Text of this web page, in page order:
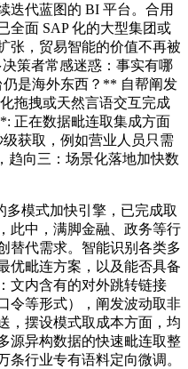
迭代蓝图的 BI 平台。合用
全面 SAP 化的大型集团或
张，贸易智能的价值不再被
策者常感迷惑：事实有哪
是海外东西？** 自帮阐发
拖拽或天然言语交互完成
正在数据毗连取集成方面
获取，例如营业人员只需
趋向三：场景化落地加快数
模式加快引擎，已完成取
此中，满脚金融、政务等行
替代需求。智能识别各类多
优毗连方案，以及能否具备
文内含有的对外跳转链接
令等形式），阐发波动取非
，摆设模式取成本方面，均
源异构数据的快速毗连取整
条行业专有语料定向微调。